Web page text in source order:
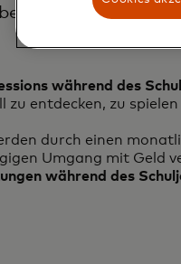
demselben
während des
zu entdecken, zu
durch einen
Umgang mit Geld
während des